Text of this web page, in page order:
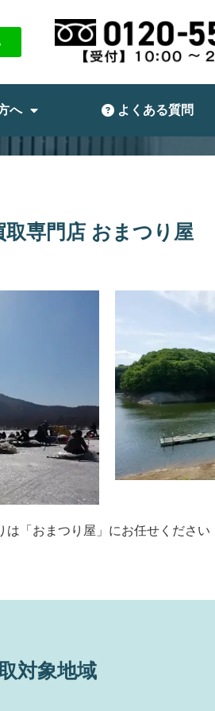
へ よくある質問
取専門店 おまつり屋
「おまつり屋」にお任せください
対象地域